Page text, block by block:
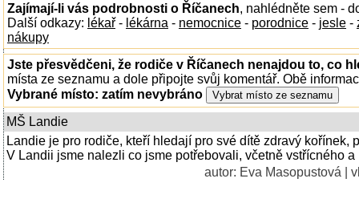
Zajímají-li vás podrobnosti o Říčanech, nahlédněte sem -
Další odkazy: lékař - lékárna - nemocnice - porodnice - jesle -
nákupy
Jste přesvědčeni, že rodiče v Říčanech nenajdou to, co
místa ze seznamu a dole připojte svůj komentář. Obě
Vybrané místo: zatím nevybráno
MŠ Landie
Landie je pro rodiče, kteří hledají pro své dítě zdravý kořínek,
V Landii jsme nalezli co jsme potřebovali, včetně vstřícného
autor: Eva Masopustová |